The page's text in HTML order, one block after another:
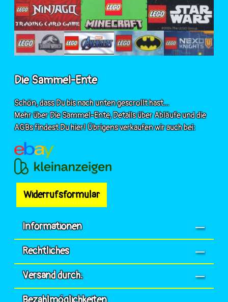
Die Sammel-Ente
Schön, dass Du bis nach unten gescrollt hast...
Mehr über Die Sammel-Ente, Details über Abläufe und die
AGBs findest Du hier! Übrigens verkaufen wir auch bei:
Widerrufsformular
Informationen
Rechtliches
Versand durch: